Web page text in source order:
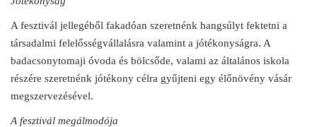
A fesztivál jellegéből fakadóan szeretnénk hangsúlyt fektetni a
társadalmi felelősségvállalásra valamint a jótékonyságra. A
badacsonytomaji óvoda és bölcsőde, valami az általános iskola
részére szeretnénk jótékony célra gyűjteni egy élőnövény vásár
megszervezésével.
A fesztivál megálmodója